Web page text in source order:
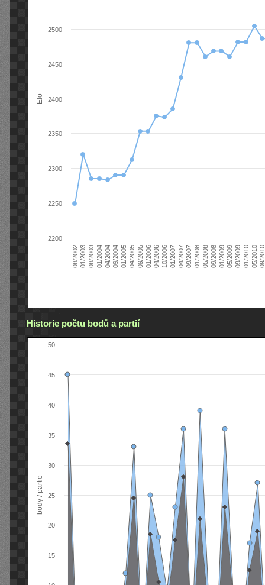
Elo
08/200201/200308/200301/200404/200409/200401/200504/200509/200501/200604/200610/200601/200704/200709/200701/200805/200809/200801/200905/200909/200901/201005/201009/
2200
2250
2300
2350
2400
2450
2500
Historie počtu bodů a partií
body / partie
15
20
25
30
35
40
45
50